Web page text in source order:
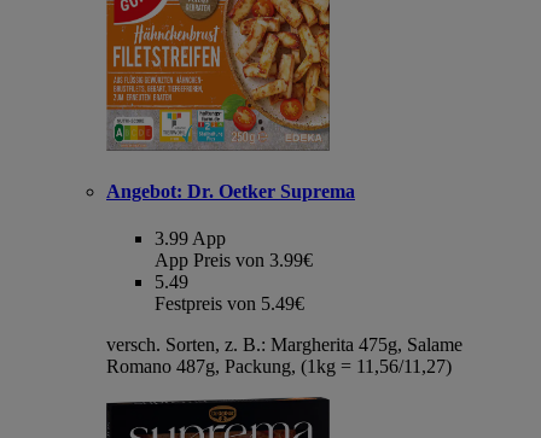
Angebot: Dr. Oetker Suprema
3.99 App
App Preis von 3.99€
5.49
Festpreis von 5.49€
versch. Sorten, z. B.: Margherita 475g, Salame
Romano 487g, Packung, (1kg = 11,56/11,27)